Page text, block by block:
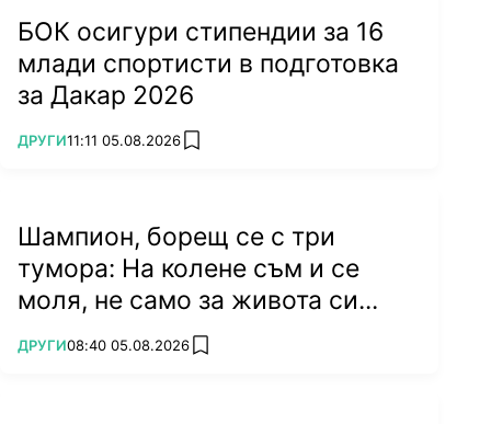
БОК осигури стипендии за 16
млади спортисти в подготовка
за Дакар 2026
ПОВЕЧЕ ОТ
ДРУГИ11:11 05.08.2026 add favorites
Шампион, борещ се с три
тумора: На колене съм и се
моля, не само за живота си...
ПОВЕЧЕ ОТ
ДРУГИ08:40 05.08.2026 add favorites